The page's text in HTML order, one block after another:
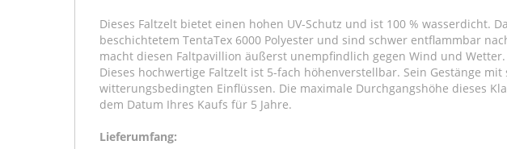
Dieses Faltzelt bietet einen hohen UV-Schutz und ist 100 % wasserdicht.
beschichtetem TentaTex 6000 Polyester und sind schwer entflammbar
macht diesen Faltpavillion äußerst unempfindlich gegen Wind und Wetter.
Dieses hochwertige Faltzelt ist 5-fach höhenverstellbar. Sein Gestänge
witterungsbedingten Einflüssen. Die maximale Durchgangshöhe dieses
dem Datum Ihres Kaufs für 5 Jahre.
Lieferumfang: